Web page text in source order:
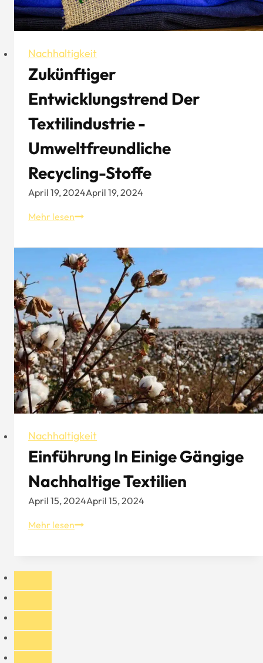
Nachhaltigkeit
Zukünftiger
Entwicklungstrend Der
Textilindustrie -
Umweltfreundliche
Recycling-Stoffe
April 19, 2024April 19, 2024
Mehr lesenZukünftiger
der
Textilindustrie
-
umweltfreundliche
Recycling-
Stoffe
Nachhaltigkeit
Einführung In Einige Gängige
Nachhaltige Textilien
April 15, 2024April 15, 2024
Mehr lesenEinführung